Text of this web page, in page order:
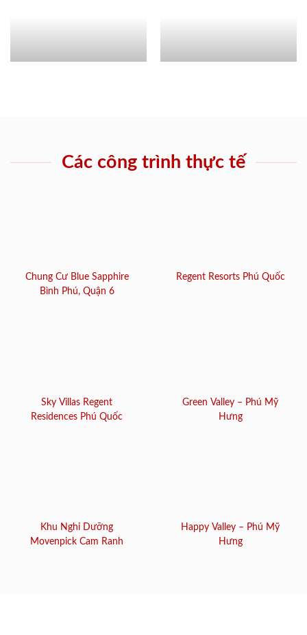
Các công trình thực tế
Chung Cư Blue Sapphire
Bình Phú, Quận 6
Regent Resorts Phú Quốc
Sky Villas Regent
Residences Phú Quốc
Green Valley – Phú Mỹ
Hưng
Khu Nghỉ Dưỡng
Movenpick Cam Ranh
Happy Valley – Phú Mỹ
Hưng